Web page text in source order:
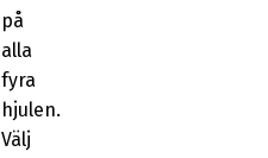
på
alla
fyra
hjulen.
Välj